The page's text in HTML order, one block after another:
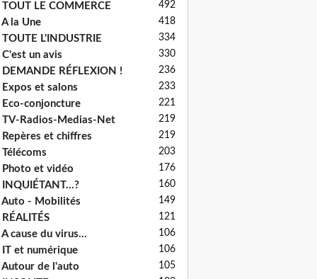
LE COMMERCE 492
la Une 418
L'INDUSTRIE 334
un avis 330
RÉFLEXION ! 236
et salons 233
conjoncture 221
Radios-Medias-Net 219
et chiffres 219
203
et vidéo 176
160
Auto - Mobilités 149
121
cause du virus... 106
et numérique 106
de l'auto 105